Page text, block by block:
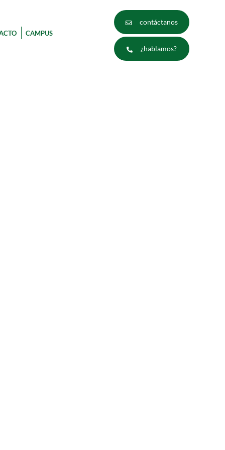
CAMPUS
contáctanos
¿hablamos?